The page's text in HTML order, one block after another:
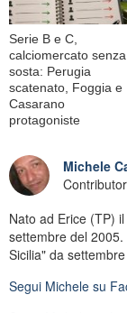
Serie B e C,
calciomercato senza
sosta: Perugia
scatenato, Foggia e
Casarano
protagoniste
Michele
Nato ad Erice (TP)
settembre del
Sicilia" da
Segui Michele su